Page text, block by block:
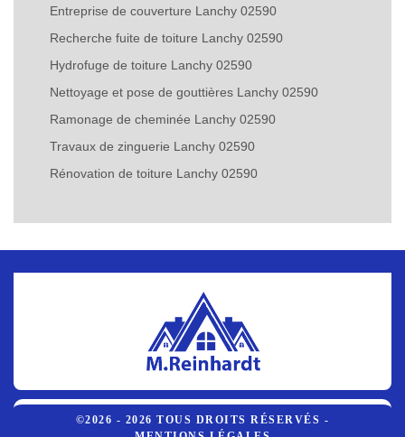
Entreprise de couverture Lanchy 02590
Recherche fuite de toiture Lanchy 02590
Hydrofuge de toiture Lanchy 02590
Nettoyage et pose de gouttières Lanchy 02590
Ramonage de cheminée Lanchy 02590
Travaux de zinguerie Lanchy 02590
Rénovation de toiture Lanchy 02590
©2026 - 2026 TOUS DROITS RÉSERVÉS -